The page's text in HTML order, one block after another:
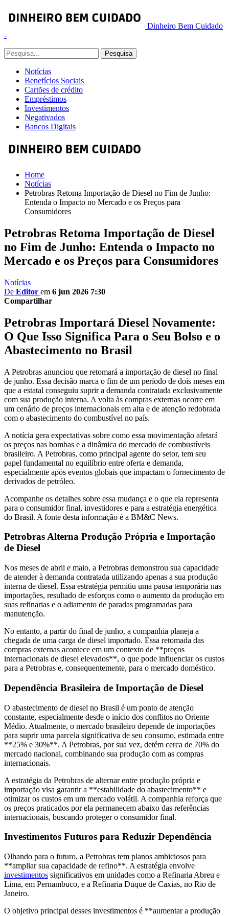
Dinheiro Bem Cuidado
-
Notícias
Benefícios Sociais
Cartões de crédito
Empréstimos
Investimentos
Negativados
Bancos Digitais
Home
Notícias
Petrobras Retoma Importação de Diesel no Fim de Junho:
Entenda o Impacto no Mercado e os Preços para
Consumidores
Petrobras Retoma Importação de Diesel
no Fim de Junho: Entenda o Impacto no
Mercado e os Preços para Consumidores
Notícias
De Editor em 6 jun 2026 7:30
Compartilhar
Petrobras Importará Diesel Novamente:
O Que Isso Significa Para o Seu Bolso e o
Abastecimento no Brasil
A Petrobras anunciou que retomará a importação de diesel no final
de junho. Essa decisão marca o fim de um período de dois meses em
que a estatal conseguiu suprir a demanda contratada exclusivamente
com sua produção interna. A volta às compras externas ocorre em
um cenário de preços internacionais em alta e de atenção redobrada
com o abastecimento do combustível no país.
A notícia gera expectativas sobre como essa movimentação afetará
os preços nas bombas e a dinâmica do mercado de combustíveis
brasileiro. A Petrobras, como principal agente do setor, tem seu
papel fundamental no equilíbrio entre oferta e demanda,
especialmente após eventos globais que impactam o fornecimento de
derivados de petróleo.
Acompanhe os detalhes sobre essa mudança e o que ela representa
para o consumidor final, investidores e para a estratégia energética
do Brasil. A fonte desta informação é a BM&C News.
Petrobras Alterna Produção Própria e Importação
de Diesel
Nos meses de abril e maio, a Petrobras demonstrou sua capacidade
de atender à demanda contratada utilizando apenas a sua produção
interna de diesel. Essa estratégia permitiu uma pausa temporária nas
importações, resultado de esforços como o aumento da produção em
suas refinarias e o adiamento de paradas programadas para
manutenção.
No entanto, a partir do final de junho, a companhia planeja a
chegada de uma carga de diesel importado. Essa retomada das
compras externas acontece em um contexto de **preços
internacionais de diesel elevados**, o que pode influenciar os custos
para a Petrobras e, consequentemente, para o mercado doméstico.
Dependência Brasileira de Importação de Diesel
O abastecimento de diesel no Brasil é um ponto de atenção
constante, especialmente desde o início dos conflitos no Oriente
Médio. Atualmente, o mercado brasileiro depende de importações
para suprir uma parcela significativa de seu consumo, estimada entre
**25% e 30%**. A Petrobras, por sua vez, detém cerca de 70% do
mercado nacional, combinando sua produção com as compras
internacionais.
A estratégia da Petrobras de alternar entre produção própria e
importação visa garantir a **estabilidade do abastecimento** e
otimizar os custos em um mercado volátil. A companhia reforça que
os preços praticados por ela permanecem abaixo das referências
internacionais, buscando proteger o consumidor final.
Investimentos Futuros para Reduzir Dependência
Olhando para o futuro, a Petrobras tem planos ambiciosos para
**ampliar sua capacidade de refino**. A estratégia envolve
investimentos significativos em unidades como a Refinaria Abreu e
Lima, em Pernambuco, e a Refinaria Duque de Caxias, no Rio de
Janeiro.
O objetivo principal desses investimentos é **aumentar a produção